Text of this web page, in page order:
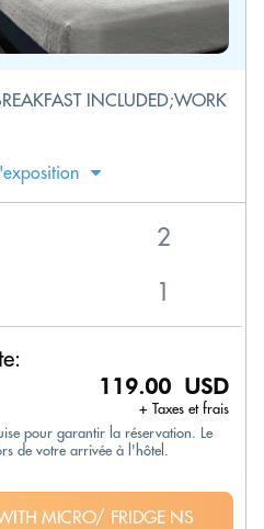
INCLUDED;WORK
119.00 USD
+ Taxes et frais
pour garantir la réservation. Le
de votre arrivée à l'hôtel.
MICRO/ FRIDGE NS